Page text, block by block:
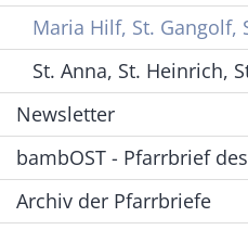
Maria Hilf, St. Gangolf,
St. Anna, St. Heinrich,
Newsletter
bambOST - Pfarrbrief
Archiv der Pfarrbriefe